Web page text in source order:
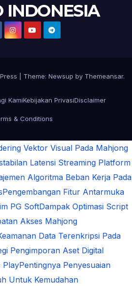
INDONESIA
Theme: Newsup by Themeansar.
KamiKebijakan PrivasiDisclaimer
& Conditions
Vektor Visual Pada Mahjong
Latensi Streaming Platform
Algoritma Beban Kerja Pada
Pengembangan Fitur Antarmuka
PG SoftDampak Optimasi Script
Akses Mahjong
Data Terenkripsi Pada
Pengimporan Aset Digital
PlayPentingnya Penyesuaian
Untuk Kemudahan